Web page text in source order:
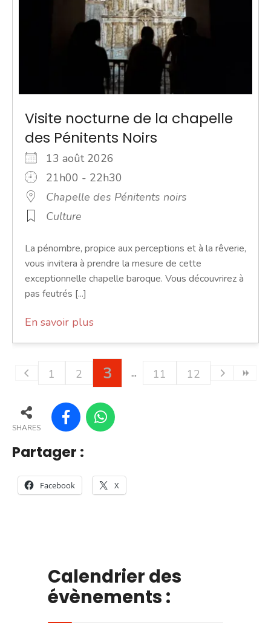
Visite nocturne de la chapelle
des Pénitents Noirs
13 août 2026
21h00 - 22h30
Chapelle des Pénitents noirs
Culture
La pénombre, propice aux perceptions et à la rêverie,
vous invitera à prendre la mesure de cette
exceptionnelle chapelle baroque. Vous découvrirez à
pas feutrés [...]
En savoir plus
1 2 3 11 12
SHARES
Partager :
Facebook X
Calendrier des
évènements :